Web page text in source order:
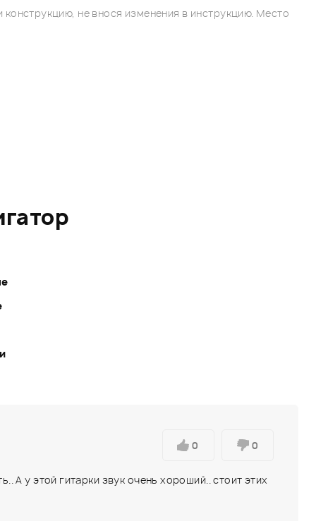
не внося изменения в инструкцию. Место
0 0
А у этой гитарки звук очень хороший.. стоит этих